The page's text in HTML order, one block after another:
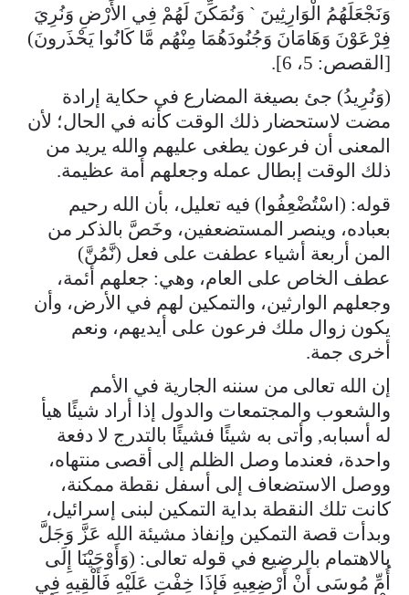
وَنَجْعَلَهُمُ الْوَارِثِينَ ` وَنُمَكِّنَ لَهُمْ فِي الأَرْضِ وَنُرِيَ
فِرْعَوْنَ وَهَامَانَ وَجُنُودَهُمَا مِنْهُم مَّا كَانُوا يَحْذَرونَ)
[القصص: 5، 6].
(وَنُرِيدُ) جئ بصيغة المضارع في حكاية إرادة
مضت لاستحضار ذلك الوقت كأنه في الحال؛ لأن
المعنى أن فرعون يطغى عليهم والله يريد من
ذلك الوقت إبطال عمله وجعلهم أمة عظيمة.
قوله: (اسْتُضْعِفُوا) فيه تعليل، بأن الله رحيم
بعباده، وينصر المستضعفين، وخَصَّ بالذكر من
المن أربعة أشياء عطفت على فعل (نَّمُنَّ)
عطف الخاص على العام، وهي: جعلهم أئمة،
وجعلهم الوارثين، والتمكين لهم في الأرض، وأن
يكون زوال ملك فرعون على أيديهم، ونعم
أخرى جمة.
إن الله تعالى من سننه الجارية في الأمم
والشعوب والمجتمعات والدول إذا أراد شيئًا هيأ
له أسبابه, وأتى به شيئًا فشيئًا بالتدرج لا دفعة
واحدة، فعندما وصل الظلم إلى أقصى منتهاه،
ووصل الاستضعاف إلى أسفل نقطة ممكنة،
كانت تلك النقطة بداية التمكين لبنى إسرائيل،
وبدأت قصة التمكين وإنفاذ مشيئة الله عَزَّ وَجَلَّ
بالاهتمام بالرضيع في قوله تعالى: (وَأَوْحَيْنَا إِلَى
أُمِّ مُوسَى أَنْ أَرْضِعِيهِ فَإِذَا خِفْتِ عَلَيْهِ فَأَلْقِيهِ فِي